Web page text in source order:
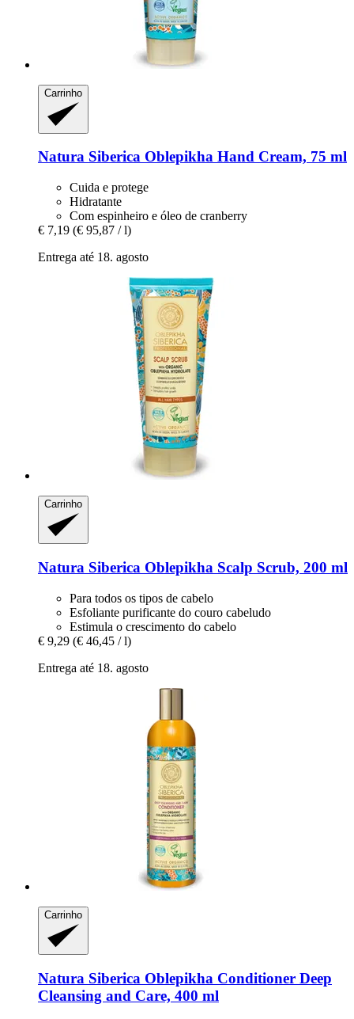
Carrinho
Natura Siberica Oblepikha Hand Cream, 75 ml
Cuida e protege
Hidratante
Com espinheiro e óleo de cranberry
€ 7,19 (€ 95,87 / l)
Entrega até 18. agosto
Carrinho
Natura Siberica Oblepikha Scalp Scrub, 200 ml
Para todos os tipos de cabelo
Esfoliante purificante do couro cabeludo
Estimula o crescimento do cabelo
€ 9,29 (€ 46,45 / l)
Entrega até 18. agosto
Carrinho
Natura Siberica Oblepikha Conditioner Deep
Cleansing and Care, 400 ml